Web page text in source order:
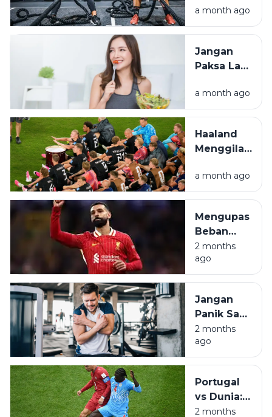
Ini Alasan
Kenapa
Menjadi
Populer
a month ago
Jangan
Paksa Lari
Lapar!
Simak
Sarapan
Simpel
a month ago
Haaland
Menggila
Jersey,
Norwegia
Tiket 32
Besar
a month ago
Mengupas
Beban
Berat di
Pundak
Mohamed
untuk
Mesir
2 months
ago
Jangan
Panik Saat
Otot Kaku,
Pahami
DOMS
Olahraga
2 months
ago
Portugal
vs Dunia:
Saat
2 months